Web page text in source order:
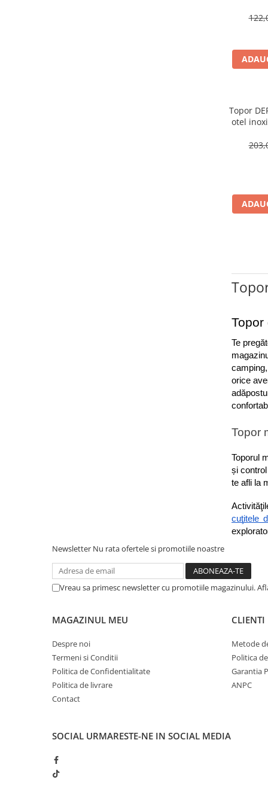
Topor
otel
Te
orice
Topor
Toporul
și
te afli la
cuţitele
Newsletter Nu rata ofertele si promotiile noastre
Vreau sa primesc newsletter cu promotiile magazinului.
MAGAZINUL MEU
Despre noi
Termeni si Conditii
Politica de Confidentialitate
Politica de livrare
Contact
CLIENTI
Metode
Politica
Garantia
ANPC
SOCIAL URMARESTE-NE IN SOCIAL MEDIA